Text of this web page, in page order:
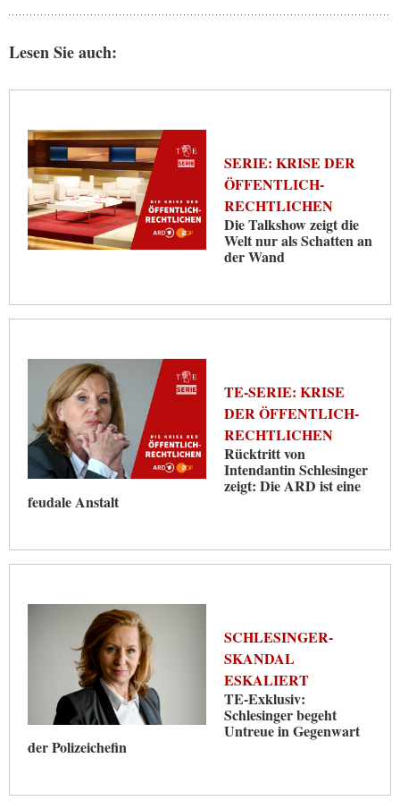
Lesen Sie auch:
SERIE: KRISE DER
ÖFFENTLICH-
RECHTLICHEN
Die Talkshow zeigt die
Welt nur als Schatten an
der Wand
TE-SERIE: KRISE
DER ÖFFENTLICH-
RECHTLICHEN
Rücktritt von
Intendantin Schlesinger
zeigt: Die ARD ist eine
feudale Anstalt
SCHLESINGER-
SKANDAL
ESKALIERT
TE-Exklusiv:
Schlesinger begeht
Untreue in Gegenwart
der Polizeichefin